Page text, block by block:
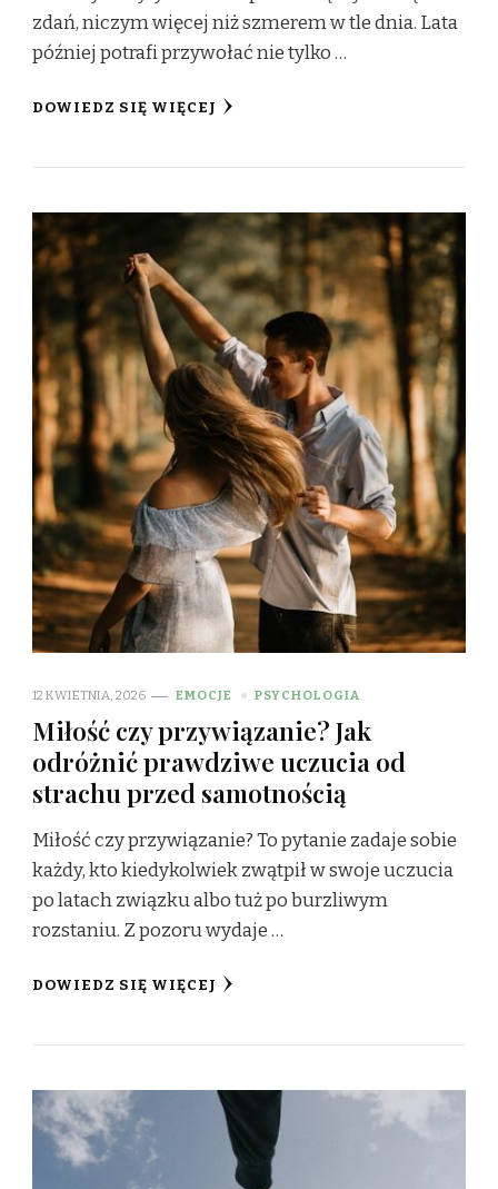
zdań, niczym więcej niż szmerem w tle dnia. Lata
później potrafi przywołać nie tylko …
DOWIEDZ SIĘ WIĘCEJ
12 KWIETNIA, 2026 EMOCJE PSYCHOLOGIA
Miłość czy przywiązanie? Jak
odróżnić prawdziwe uczucia od
strachu przed samotnością
Miłość czy przywiązanie? To pytanie zadaje sobie
każdy, kto kiedykolwiek zwątpił w swoje uczucia
po latach związku albo tuż po burzliwym
rozstaniu. Z pozoru wydaje …
DOWIEDZ SIĘ WIĘCEJ